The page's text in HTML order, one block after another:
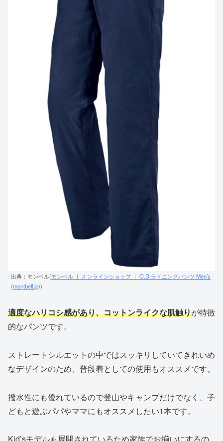
出典：モンベル(モンベル ｜ オンラインショップ ｜ O.D.ライニングパンツ Men’s
(montbell.jp))
適度なハリコシ感があり、コットンライクな肌触りが特徴
的なパンツです。
ストレートシルエットの中ではスッキリしていてきれいめ
なデザインのため、普段着としての使用もオススメです。
撥水性にも優れているので登山やキャンプだけでなく、子
どもと遊ぶパパやママにもオススメしたい1本です。